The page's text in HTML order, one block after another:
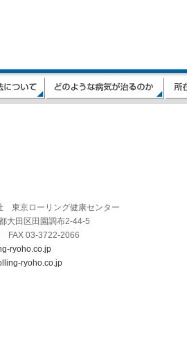
東京ローリング健康センター
大田区田園調布2-44-5
FAX 03-3722-2066
ryoho.co.jp
ryoho.co.jp